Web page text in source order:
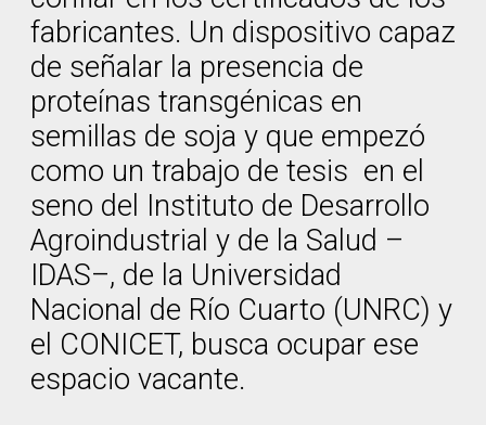
fabricantes. Un dispositivo capaz
de señalar la presencia de
proteínas transgénicas en
semillas de soja y que empezó
como un trabajo de tesis en el
seno del Instituto de Desarrollo
Agroindustrial y de la Salud –
IDAS–, de la Universidad
Nacional de Río Cuarto (UNRC) y
el CONICET, busca ocupar ese
espacio vacante.